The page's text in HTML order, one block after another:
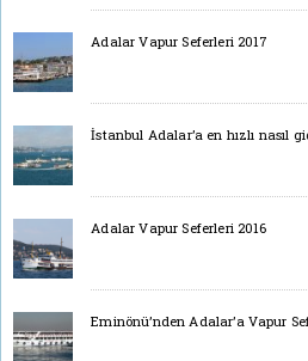
Adalar Vapur Seferleri 2017
İstanbul Adalar’a en hızlı nasıl
Adalar Vapur Seferleri 2016
Eminönü’nden Adalar’a Vapur